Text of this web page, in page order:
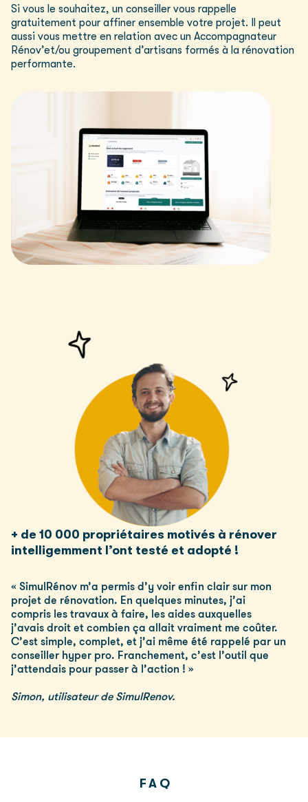
Si vous le souhaitez, un conseiller vous rappelle
gratuitement pour affiner ensemble votre projet. Il peut
aussi vous mettre en relation avec un Accompagnateur
Rénov’et/ou groupement d’artisans formés à la rénovation
performante.
+ de 10 000 propriétaires motivés à rénover
intelligemment l’ont testé et adopté !
« SimulRénov m’a permis d’y voir enfin clair sur mon
projet de rénovation. En quelques minutes, j’ai
compris les travaux à faire, les aides auxquelles
j’avais droit et combien ça allait vraiment me coûter.
C’est simple, complet, et j’ai même été rappelé par un
conseiller hyper pro. Franchement, c’est l’outil que
j’attendais pour passer à l’action ! »
Simon, utilisateur de SimulRenov.
F A Q